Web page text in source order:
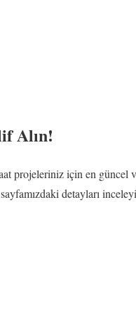
Alın!
projeleriniz için en
detayları